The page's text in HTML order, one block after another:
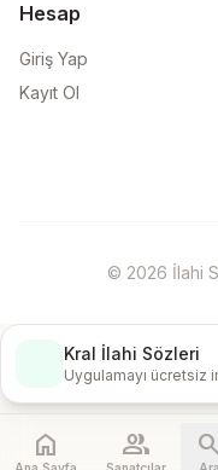
Hesap
Giriş Yap
Kayıt Ol
© 2026 İlahi
Kral İlahi Sözleri
Uygulamayı ücretsiz
home
Ana Sayfa
people
Sanatçılar
search
Ara